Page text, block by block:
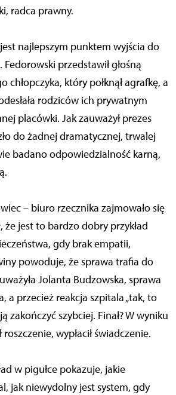
radca prawny.
najlepszym punktem wyjścia do
Fedorowski przedstawił głośną
chłopczyka, który połknął agrafkę, a
rodziców ich prywatnym
placówki. Jak zauważył prezes
do żadnej dramatycznej, trwalej
badano odpowiedzialność karną,
– biuro rzecznika zajmowało się
że jest to bardzo dobry przykład
gdy brak empatii,
powoduje, że sprawa trafia do
Jolanta Budzowska, sprawa
a przecież reakcja szpitala „tak, to
zakończyć szybciej. Finał? W wyniku
wypłacił świadczenie.
w pigułce pokazuje, jakie
jak niewydolny jest system, gdy